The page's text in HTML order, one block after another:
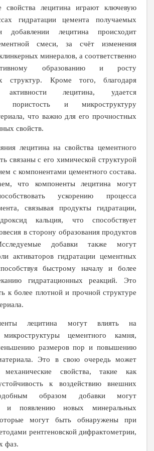
свойства лецитина играют ключевую
гидратации цемента получаемых
добавлении лецитина происходит
смеси, за счёт изменения
минералов, а соответственно
образованию и росту
структур. Кроме того, благодаря
активности лецитина, удается
пористость и микроструктуру
что важно для его прочностных
свойств.
лецитина на свойства цементного
связаны с его химической структурой
с компонентами цементного состава.
что компоненты лецитина могут
ускорению процесса
связывая продукты гидратации,
кальция, что способствует
в сторону образования продуктов
добавки также могут
активаторов гидратации цементных
быстрому началу и более
гидратационных реакций. Это
к более плотной и прочной структуре
лецитина могут влиять на
цементного камня,
размеров пор и повышению
Это в свою очередь может
свойства, такие как
к воздействию внешних
образом добавки могут
и появлению новых минеральных
могут быть обнаружены при
рентгеновской дифрактометрии,
фаз.